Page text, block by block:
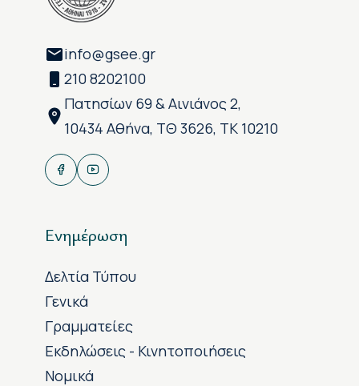
info@gsee.gr
210 8202100
Πατησίων 69 & Αινιάνος 2,
10434 Αθήνα, ΤΘ 3626, ΤΚ 10210
Ενημέρωση
Δελτία Τύπου
Γενικά
Γραμματείες
Εκδηλώσεις - Κινητοποιήσεις
Νομικά